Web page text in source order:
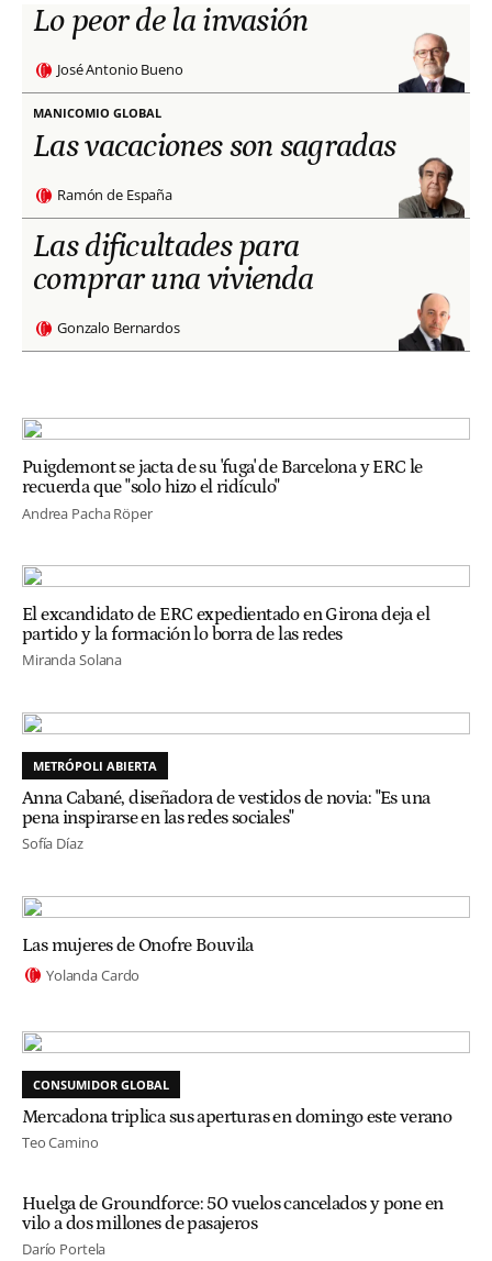
Lo peor de la invasión
José Antonio Bueno
MANICOMIO GLOBAL
Las vacaciones son sagradas
Ramón de España
Las dificultades para
comprar una vivienda
Gonzalo Bernardos
Puigdemont se jacta de su 'fuga' de Barcelona y ERC le
recuerda que "solo hizo el ridículo"
Andrea Pacha Röper
El excandidato de ERC expedientado en Girona deja el
partido y la formación lo borra de las redes
Miranda Solana
METRÓPOLI ABIERTA
Anna Cabané, diseñadora de vestidos de novia: "Es una
pena inspirarse en las redes sociales"
Sofía Díaz
Las mujeres de Onofre Bouvila
Yolanda Cardo
CONSUMIDOR GLOBAL
Mercadona triplica sus aperturas en domingo este verano
Teo Camino
Huelga de Groundforce: 50 vuelos cancelados y pone en
vilo a dos millones de pasajeros
Darío Portela